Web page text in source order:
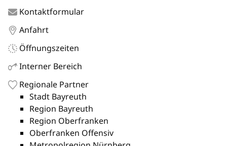
Kontaktformular
Anfahrt
Öffnungszeiten
Interner Bereich
Regionale Partner
Stadt Bayreuth
Region Bayreuth
Region Oberfranken
Oberfranken Offensiv